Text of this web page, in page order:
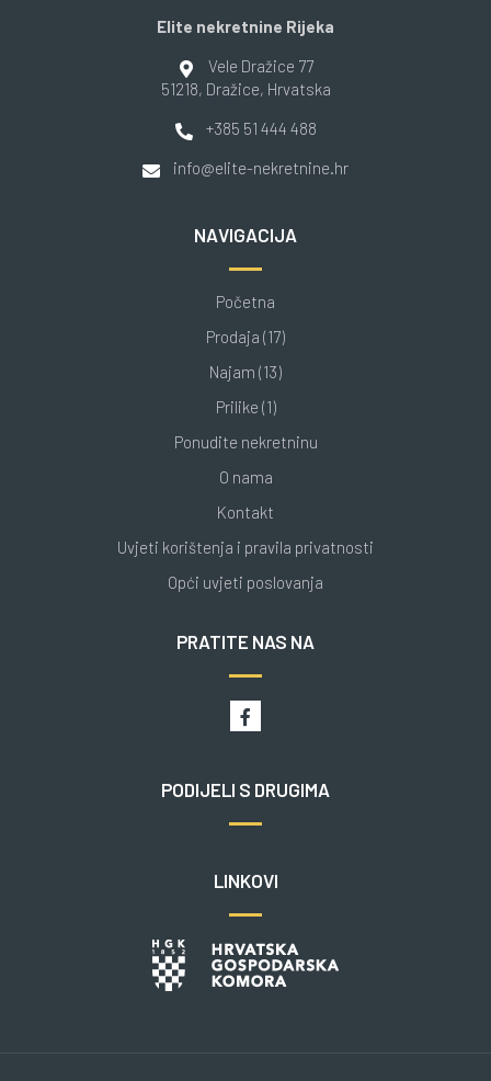
Elite nekretnine Rijeka
Vele Dražice 77
51218, Dražice, Hrvatska
+385 51 444 488
info@elite-nekretnine.hr
NAVIGACIJA
Početna
Prodaja (17)
Najam (13)
Prilike (1)
Ponudite nekretninu
O nama
Kontakt
Uvjeti korištenja i pravila privatnosti
Opći uvjeti poslovanja
PRATITE NAS NA
PODIJELI S DRUGIMA
LINKOVI